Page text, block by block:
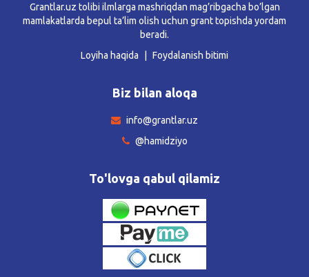
Grantlar.uz tolibi ilmlarga mashriqdan mag’ribgacha bo’lgan
mamlakatlarda bepul ta’lim olish uchun grant topishda yordam
beradi.
Loyiha haqida
Foydalanish bitimi
Biz bilan aloqa
info@grantlar.uz
@hamidziyo
To'lovga qabul qilamiz